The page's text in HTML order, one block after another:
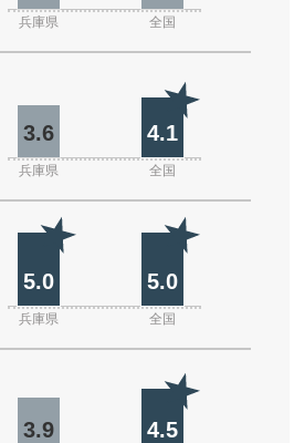
兵庫県 全国
3.6 4.1
兵庫県 全国
5.0 5.0
兵庫県 全国
3.9 4.5